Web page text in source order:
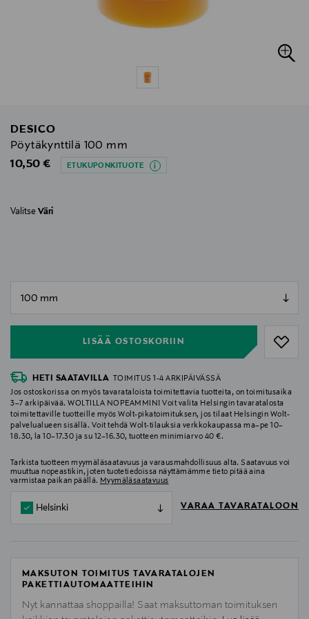
DESICO
Pöytäkynttilä 100 mm
Original Price
10,50 € ETUKUPONKITUOTE
Valitse Väri
LISÄÄ OSTOSKORIIN
HETI SAATAVILLA
TOIMITUS 1-4 ARKIPÄIVÄSSÄ
Jos ostoskorissa on myös tavarataloista toimitettavia tuotteita, on toimitusaika
3–7 arkipäivää. WOLTILLA NOPEAMMIN! Voit valita Helsingin tavaratalosta
toimitettaville tuotteille myös Wolt-pikatoimituksen, jos tilaat Helsingin Wolt-
palvelualueen sisällä. Voit tehdä Wolt-tilauksia verkkokaupassa ma–pe 10–
18.30, la 10–17.30 ja su 12–16.30, tuotteen minimiarvo 40 €.
Tarkista tuotteen myymäläsaatavuus ja varausmahdollisuus alta. Saatavuus voi
muuttua nopeastikin, joten tuotetiedoissa näyttämämme tieto pitää aina
varmistaa paikan päällä. Myymäläsaatavuus
Helsinki VARAA TAVARATALOON
MAKSUTON TOIMITUS TAVARATALOJEN
PAKETTIAUTOMAATTEIHIN
Nyt kannattaa shoppailla! Saat maksuttoman toimituksen